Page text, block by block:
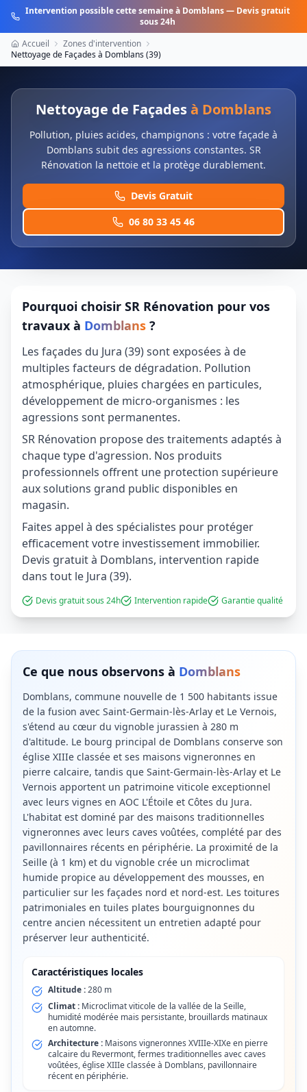
Intervention possible cette semaine à Domblans— Devis gratuit
sous 24h
Accueil
Zones d'intervention
Nettoyage de Façadesà Domblans(39)
Nettoyage de Façadesà Domblans
Pollution, pluies acides, champignons : votre façade à
Domblans subit des agressions constantes. SR
Rénovation la nettoie et la protège durablement.
Devis Gratuit
06 80 33 45 46
Pourquoi choisir SR Rénovation pour vos
travaux à Domblans ?
Les façades du Jura (39) sont exposées à de
multiples facteurs de dégradation. Pollution
atmosphérique, pluies chargées en particules,
développement de micro-organismes : les
agressions sont permanentes.
SR Rénovation propose des traitements adaptés à
chaque type d'agression. Nos produits
professionnels offrent une protection supérieure
aux solutions grand public disponibles en
magasin.
Faites appel à des spécialistes pour protéger
efficacement votre investissement immobilier.
Devis gratuit à Domblans, intervention rapide
dans tout le Jura (39).
Devis gratuit sous 24h Intervention rapide Garantie qualité
Ce que nous observons à Domblans
Domblans, commune nouvelle de 1 500 habitants issue
de la fusion avec Saint-Germain-lès-Arlay et Le Vernois,
s'étend au cœur du vignoble jurassien à 280 m
d'altitude. Le bourg principal de Domblans conserve son
église XIIIe classée et ses maisons vigneronnes en
pierre calcaire, tandis que Saint-Germain-lès-Arlay et Le
Vernois apportent un patrimoine viticole exceptionnel
avec leurs vignes en AOC L'Étoile et Côtes du Jura.
L'habitat est dominé par des maisons traditionnelles
vigneronnes avec leurs caves voûtées, complété par des
pavillonnaires récents en périphérie. La proximité de la
Seille (à 1 km) et du vignoble crée un microclimat
humide propice au développement des mousses, en
particulier sur les façades nord et nord-est. Les toitures
patrimoniales en tuiles plates bourguignonnes du
centre ancien nécessitent un entretien adapté pour
préserver leur authenticité.
Caractéristiques locales
Altitude :280 m
Climat : Microclimat viticole de la vallée de la Seille,
humidité modérée mais persistante, brouillards matinaux
en automne.
Architecture : Maisons vigneronnes XVIIIe-XIXe en pierre
calcaire du Revermont, fermes traditionnelles avec caves
voûtées, église XIIIe classée à Domblans, pavillonnaire
récent en périphérie.